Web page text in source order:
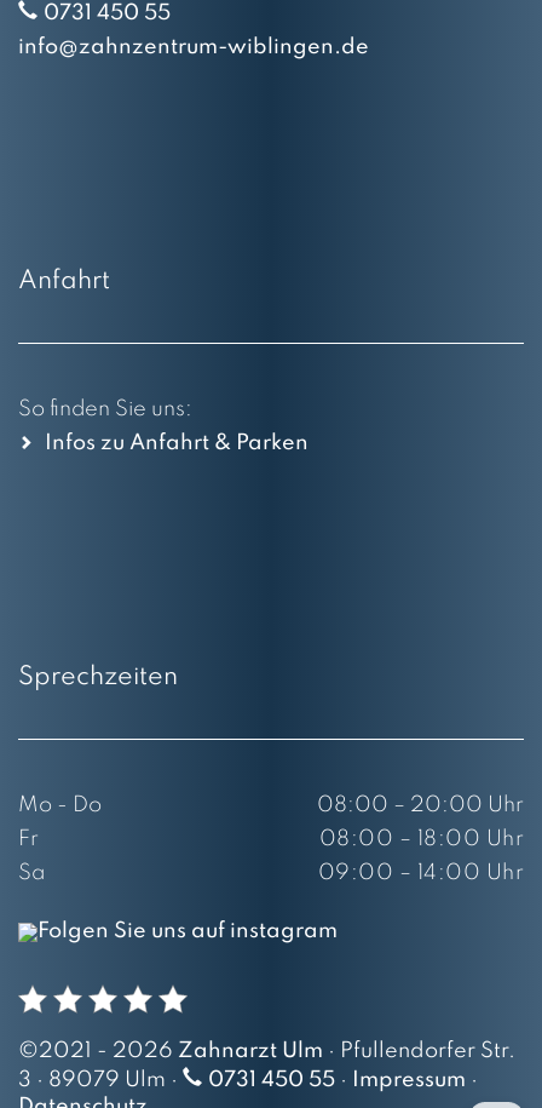
0731 450 55
info@zahnzentrum-wiblingen.de
Anfahrt
So finden Sie uns:
Infos zu Anfahrt & Parken
Sprechzeiten
Mo - Do
08:00 – 20:00 Uhr
Fr
08:00 – 18:00 Uhr
Sa
09:00 – 14:00 Uhr
Folgen Sie uns auf instagram
©2021 - 2026 Zahnarzt Ulm · Pfullendorfer Str.
3 · 89079 Ulm ·
0731 450 55 · Impressum ·